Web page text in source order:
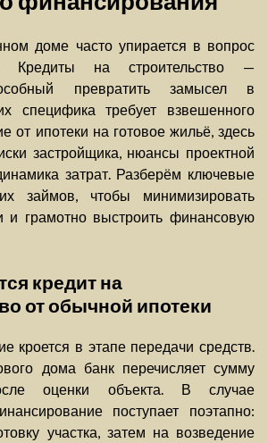
доме часто упирается в вопрос
Кредиты на строительство —
превратить замысел в
специфика требует взвешенного
от ипотеки на готовое жильё, здесь
застройщика, нюансы проектной
затрат. Разберём ключевые
займов, чтобы минимизировать
и грамотно выстроить финансовую
кредит на
от обычной ипотеки
кроется в этапе передачи средств.
дома банк перечисляет сумму
оценки объекта. В случае
поступает поэтапно:
участка, затем на возведение